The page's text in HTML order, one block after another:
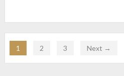
ZIJN
JOU?
1 2 3 Next →